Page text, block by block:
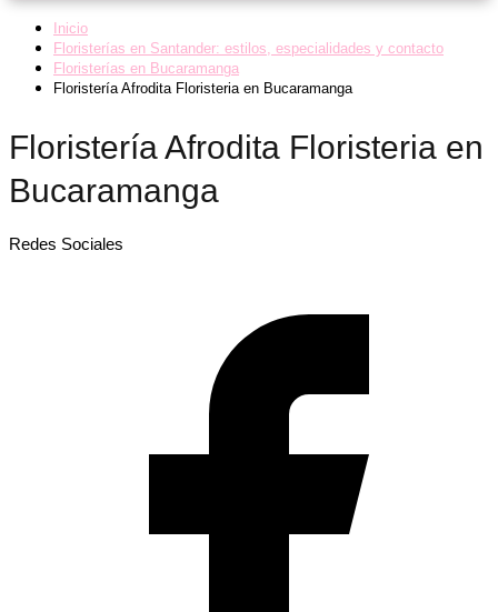
Inicio
Floristerías en Santander: estilos, especialidades y contacto
Floristerías en Bucaramanga
Floristería Afrodita Floristeria en Bucaramanga
Floristería Afrodita Floristeria en
Bucaramanga
Redes Sociales